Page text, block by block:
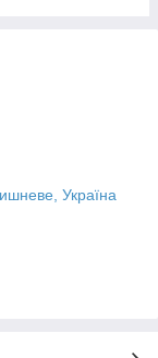
Україна